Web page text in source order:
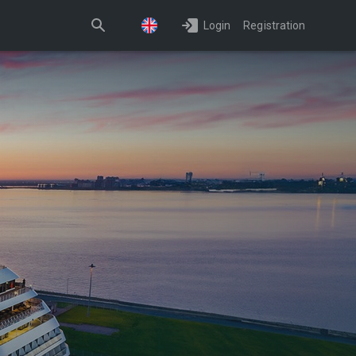
Login Registration